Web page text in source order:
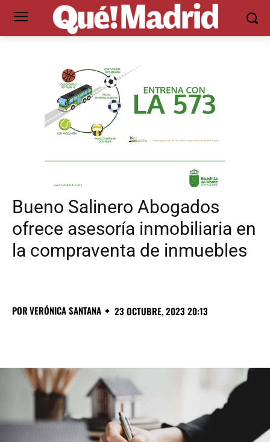
Bueno Salinero Abogados
ofrece asesoría inmobiliaria en
la compraventa de inmuebles
PORVERÓNICA SANTANA 23 OCTUBRE, 2023 20:13